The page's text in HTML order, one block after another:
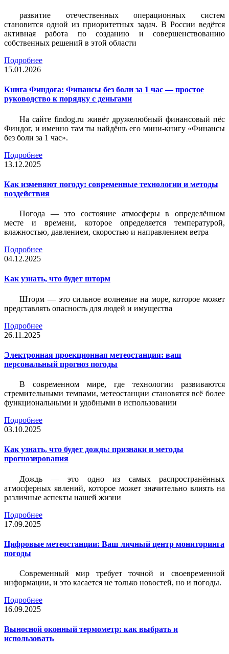
развитие отечественных операционных систем
становится одной из приоритетных задач. В России ведётся
активная работа по созданию и совершенствованию
собственных решений в этой области
Подробнее
15.01.2026
Книга Финдога: Финансы без боли за 1 час — простое
руководство к порядку с деньгами
На сайте findog.ru живёт дружелюбный финансовый пёс
Финдог, и именно там ты найдёшь его мини‑книгу «Финансы
без боли за 1 час».
Подробнее
13.12.2025
Как изменяют погоду: современные технологии и методы
воздействия
Погода — это состояние атмосферы в определённом
месте и времени, которое определяется температурой,
влажностью, давлением, скоростью и направлением ветра
Подробнее
04.12.2025
Как узнать, что будет шторм
Шторм — это сильное волнение на море, которое может
представлять опасность для людей и имущества
Подробнее
26.11.2025
Электронная проекционная метеостанция: ваш
персональный прогноз погоды
В современном мире, где технологии развиваются
стремительными темпами, метеостанции становятся всё более
функциональными и удобными в использовании
Подробнее
03.10.2025
Как узнать, что будет дождь: признаки и методы
прогнозирования
Дождь — это одно из самых распространённых
атмосферных явлений, которое может значительно влиять на
различные аспекты нашей жизни
Подробнее
17.09.2025
Цифровые метеостанции: Ваш личный центр мониторинга
погоды
Современный мир требует точной и своевременной
информации, и это касается не только новостей, но и погоды.
Подробнее
16.09.2025
Выносной оконный термометр: как выбрать и
использовать